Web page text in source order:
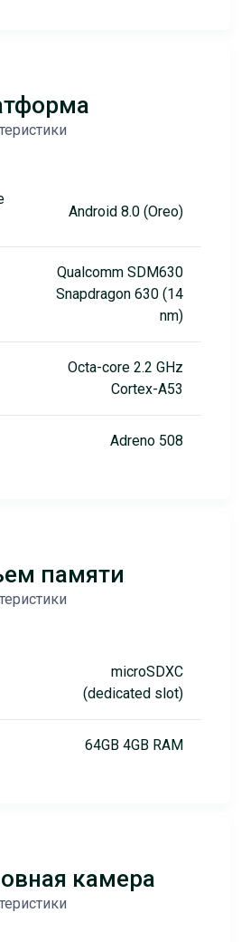
Android 8.0 (Oreo)
Qualcomm SDM630
Snapdragon 630 (14
nm)
Octa-core 2.2 GHz
Cortex-A53
Adreno 508
памяти
microSDXC
(dedicated slot)
64GB 4GB RAM
камера